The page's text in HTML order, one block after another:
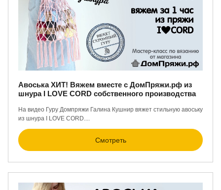
Авоська ХИТ! Вяжем вместе с ДомПряжи.рф из
шнура I LOVE CORD собственного производства
На видео Гуру Домпряжи Галина Кушнир вяжет стильную авоську
из шнура I LOVE CORD....
Смотреть